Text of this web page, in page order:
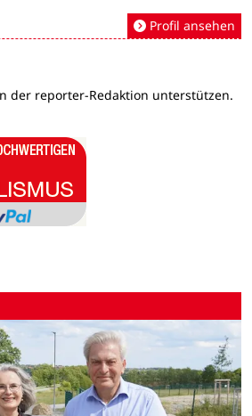
Profil ansehen
der reporter-Redaktion unterstützen.